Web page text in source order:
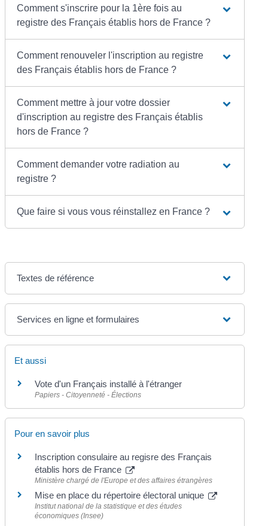
Comment s'inscrire pour la 1ère fois au
registre des Français établis hors de France ?
Comment renouveler l'inscription au registre
des Français établis hors de France ?
Comment mettre à jour votre dossier
d'inscription au registre des Français établis
hors de France ?
Comment demander votre radiation au
registre ?
Que faire si vous vous réinstallez en France ?
Textes de référence
Services en ligne et formulaires
Et aussi
Vote d'un Français installé à l'étranger
Papiers - Citoyenneté - Élections
Pour en savoir plus
Inscription consulaire au regisre des Français
établis hors de France
Ministère chargé de l'Europe et des affaires étrangères
Mise en place du répertoire électoral unique
Institut national de la statistique et des études
économiques (Insee)